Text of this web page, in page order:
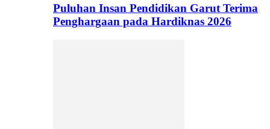
Puluhan Insan Pendidikan Garut Terima
Penghargaan pada Hardiknas 2026